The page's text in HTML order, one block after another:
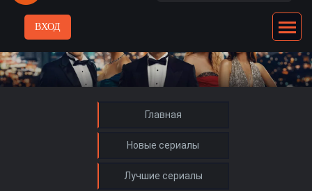
ВХОД
Главная
Новые сериалы
Лучшие сериалы